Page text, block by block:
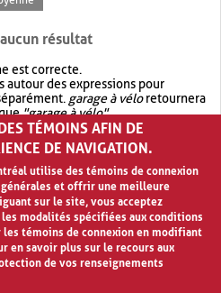
résultat
est correcte.
autour des expressions pour
garage à véloretournera
"garage à vélo".
avec OR.garage OR vélo
résultat quegarage à vélo
TÉMOINS AFIN DE
DE NAVIGATION.
utilise des témoins de connexion
et offrir une meilleure
sur le site, vous acceptez
modalités spécifiées aux conditions
témoins de connexion en modifiant
en savoir plus sur le recours aux
de vos renseignements